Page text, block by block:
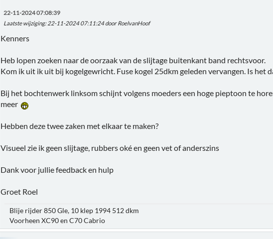
22-11-2024 07:08:39
Laatste wijziging: 22-11-2024 07:11:24 door RoelvanHoof
Kenners
Heb lopen zoeken naar de oorzaak van de slijtage buitenkant band rechtsvoor.
Kom ik uit ik uit bij kogelgewricht. Fuse kogel 25dkm geleden vervangen. Is het
Bij het bochtenwerk linksom schijnt volgens moeders een hoge pieptoon te
meer
Hebben deze twee zaken met elkaar te maken?
Visueel zie ik geen slijtage, rubbers oké en geen vet of anderszins
Dank voor jullie feedback en hulp
Groet Roel
Blije rijder 850 Gle, 10 klep 1994 512 dkm
Voorheen XC90 en C70 Cabrio